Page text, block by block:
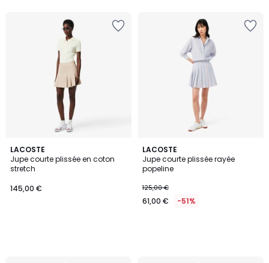
LACOSTE
Jupe courte plissée en coton
stretch
145,00 €
LACOSTE
Jupe courte plissée rayée
popeline
125,00 €
61,00 € -51%